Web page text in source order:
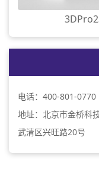
电话：400-801-0770
地址：北京市金桥科
武清区兴旺路20号